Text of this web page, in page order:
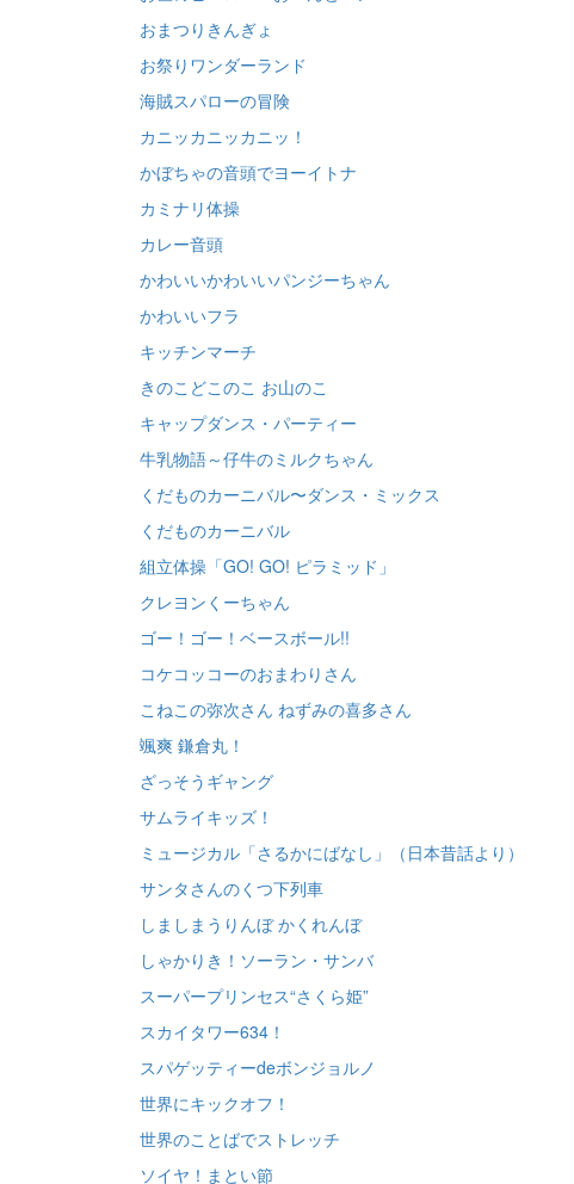
おまつりきんぎょ
お祭りワンダーランド
海賊スパローの冒険
カニッカニッカニッ！
かぼちゃの音頭でヨーイトナ
カミナリ体操
カレー音頭
かわいいかわいいパンジーちゃん
かわいいフラ
キッチンマーチ
きのこどこのこ お山のこ
キャップダンス・パーティー
牛乳物語～仔牛のミルクちゃん
くだものカーニバル〜ダンス・ミックス
くだものカーニバル
組立体操「GO! GO! ピラミッド」
クレヨンくーちゃん
ゴー！ゴー！ベースボール!!
コケコッコーのおまわりさん
こねこの弥次さん ねずみの喜多さん
颯爽 鎌倉丸！
ざっそうギャング
サムライキッズ！
ミュージカル「さるかにばなし」（日本昔話より）
サンタさんのくつ下列車
しましまうりんぼ かくれんぼ
しゃかりき！ソーラン・サンバ
スーパープリンセス“さくら姫”
スカイタワー634！
スパゲッティーdeボンジョルノ
世界にキックオフ！
世界のことばでストレッチ
ソイヤ！まとい節